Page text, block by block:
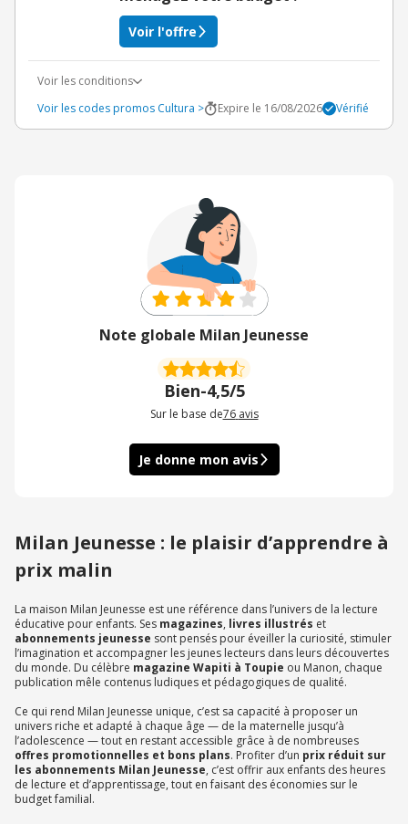
Voir l'offre
Voir les conditions
Voir les codes promos Cultura >
Expire le 16/08/2026 Vérifié
Note globale Milan Jeunesse
Bien-4,5/5
Sur le base de76 avis
Je donne mon avis
Milan Jeunesse : le plaisir d’apprendre à
prix malin
La maison Milan Jeunesse est une référence dans l’univers de la lecture
éducative pour enfants. Ses magazines, livres illustrés et
abonnements jeunesse sont pensés pour éveiller la curiosité, stimuler
l’imagination et accompagner les jeunes lecteurs dans leurs découvertes
du monde. Du célèbre magazine Wapiti à Toupie ou Manon, chaque
publication mêle contenus ludiques et pédagogiques de qualité.
Ce qui rend Milan Jeunesse unique, c’est sa capacité à proposer un
univers riche et adapté à chaque âge — de la maternelle jusqu’à
l’adolescence — tout en restant accessible grâce à de nombreuses
offres promotionnelles et bons plans. Profiter d’un prix réduit sur
les abonnements Milan Jeunesse, c’est offrir aux enfants des heures
de lecture et d’apprentissage, tout en faisant des économies sur le
budget familial.